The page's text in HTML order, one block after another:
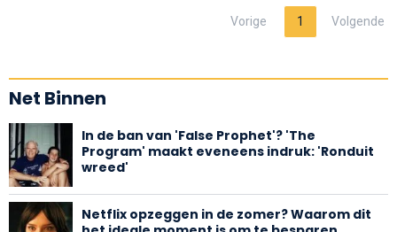
Vorige 1 Volgende
Net Binnen
In de ban van 'False Prophet'? 'The
Program' maakt eveneens indruk: 'Ronduit
wreed'
Netflix opzeggen in de zomer? Waarom dit